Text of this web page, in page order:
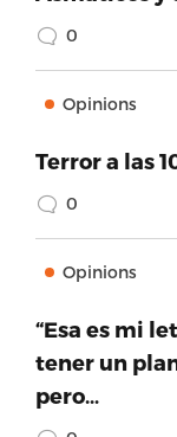
0
Opinions
Terror a las
0
Opinions
“Esa es mi
tener un
pero…